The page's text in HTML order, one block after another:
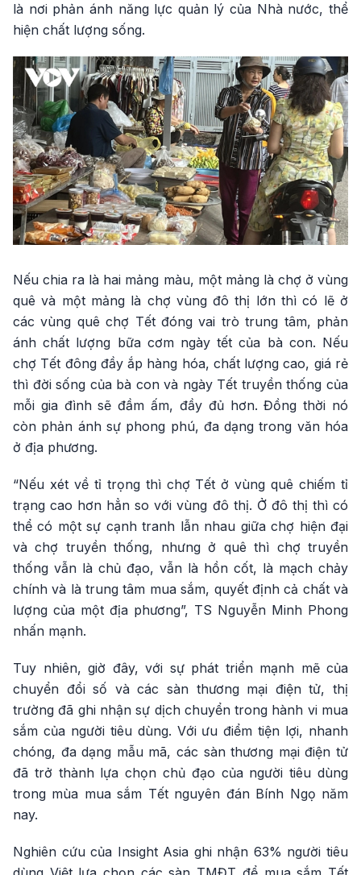
là nơi phản ánh năng lực quản lý của Nhà nước, thể
hiện chất lượng sống.
Nếu chia ra là hai mảng màu, một mảng là chợ ở vùng
quê và một mảng là chợ vùng đô thị lớn thì có lẽ ở
các vùng quê chợ Tết đóng vai trò trung tâm, phản
ánh chất lượng bữa cơm ngày tết của bà con. Nếu
chợ Tết đông đầy ắp hàng hóa, chất lượng cao, giá rẻ
thì đời sống của bà con và ngày Tết truyền thống của
mỗi gia đình sẽ đầm ấm, đầy đủ hơn. Đồng thời nó
còn phản ánh sự phong phú, đa dạng trong văn hóa
ở địa phương.
“Nếu xét về tỉ trọng thì chợ Tết ở vùng quê chiếm tỉ
trạng cao hơn hẳn so với vùng đô thị. Ở đô thị thì có
thể có một sự cạnh tranh lẫn nhau giữa chợ hiện đại
và chợ truyền thống, nhưng ở quê thì chợ truyền
thống vẫn là chủ đạo, vẫn là hồn cốt, là mạch chảy
chính và là trung tâm mua sắm, quyết định cả chất và
lượng của một địa phương”, TS Nguyễn Minh Phong
nhấn mạnh.
Tuy nhiên, giờ đây, với sự phát triển mạnh mẽ của
chuyển đổi số và các sàn thương mại điện tử, thị
trường đã ghi nhận sự dịch chuyển trong hành vi mua
sắm của người tiêu dùng. Với ưu điểm tiện lợi, nhanh
chóng, đa dạng mẫu mã, các sàn thương mại điện tử
đã trở thành lựa chọn chủ đạo của người tiêu dùng
trong mùa mua sắm Tết nguyên đán Bính Ngọ năm
nay.
Nghiên cứu của Insight Asia ghi nhận 63% người tiêu